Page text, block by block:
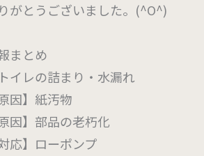
がとうございました。(^O^)
まとめ
イレの詰まり・水漏れ
因】紙汚物
因】部品の老朽化
応】ローポンプ